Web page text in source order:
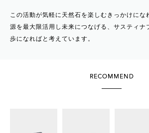
この活動が気軽に天然石を楽しむきっかけにな
源を最大限活用し未来につなげる、サスティナ
歩になればと考えています。
RECOMMEND